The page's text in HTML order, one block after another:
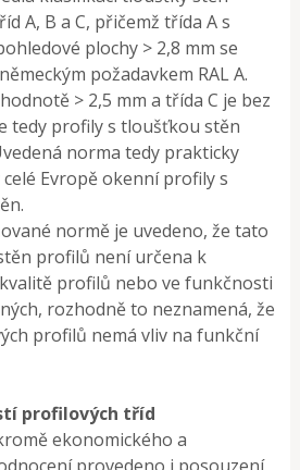
A, B a C, přičemž třída A s
plochy > 2,8 mm se
požadavkem RAL A.
> 2,5 mm a třída C je bez
tedy profily s tloušťkou stěn
norma tedy prakticky
Evropě okenní profily s
normě je uvedeno, že tato
profilů není určena k
profilů nebo ve funkčnosti
rozhodně to neznamená, že
profilů nemá vliv na funkční
profilových tříd
ekonomického a